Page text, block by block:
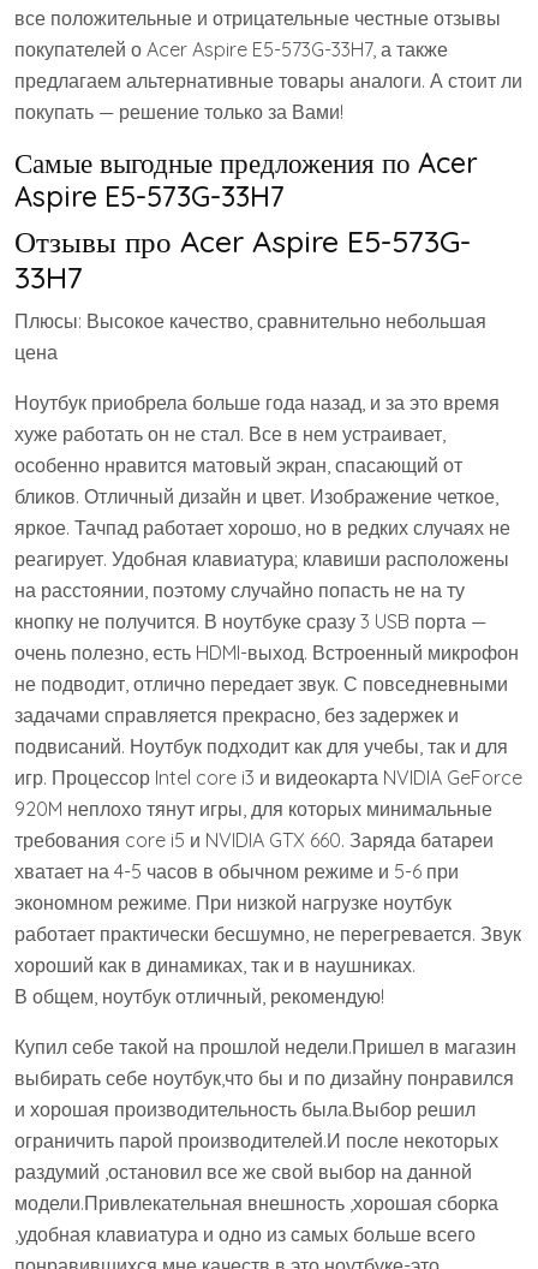
все положительные и отрицательные честные отзывы
покупателей о Acer Aspire E5-573G-33H7, а также
предлагаем альтернативные товары аналоги. А стоит ли
покупать — решение только за Вами!
Самые выгодные предложения по Acer
Aspire E5-573G-33H7
Отзывы про Acer Aspire E5-573G-
33H7
Плюсы: Высокое качество, сравнительно небольшая
цена
Ноутбук приобрела больше года назад, и за это время
хуже работать он не стал. Все в нем устраивает,
особенно нравится матовый экран, спасающий от
бликов. Отличный дизайн и цвет. Изображение четкое,
яркое. Тачпад работает хорошо, но в редких случаях не
реагирует. Удобная клавиатура; клавиши расположены
на расстоянии, поэтому случайно попасть не на ту
кнопку не получится. В ноутбуке сразу 3 USB порта —
очень полезно, есть HDMI-выход. Встроенный микрофон
не подводит, отлично передает звук. С повседневными
задачами справляется прекрасно, без задержек и
подвисаний. Ноутбук подходит как для учебы, так и для
игр. Процессор Intel core i3 и видеокарта NVIDIA GeForce
920M неплохо тянут игры, для которых минимальные
требования core i5 и NVIDIA GTX 660. Заряда батареи
хватает на 4-5 часов в обычном режиме и 5-6 при
экономном режиме. При низкой нагрузке ноутбук
работает практически бесшумно, не перегревается. Звук
хороший как в динамиках, так и в наушниках.
В общем, ноутбук отличный, рекомендую!
Купил себе такой на прошлой недели.Пришел в магазин
выбирать себе ноутбук,что бы и по дизайну понравился
и хорошая производительность была.Выбор решил
ограничить парой производителей.И после некоторых
раздумий ,остановил все же свой выбор на данной
модели.Привлекательная внешность ,хорошая сборка
,удобная клавиатура и одно из самых больше всего